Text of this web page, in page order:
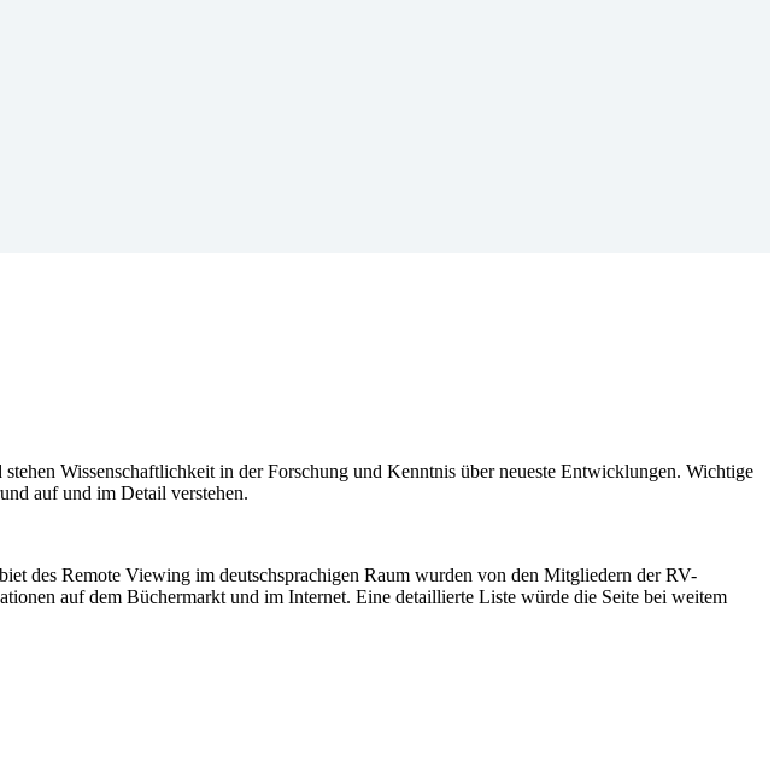
Wissenschaftlichkeit in der Forschung und Kenntnis über neueste Entwicklungen. Wichtige
auf und im Detail verstehen.
des Remote Viewing im deutschsprachigen Raum wurden von den Mitgliedern der RV-
auf dem Büchermarkt und im Internet. Eine detaillierte Liste würde die Seite bei weitem